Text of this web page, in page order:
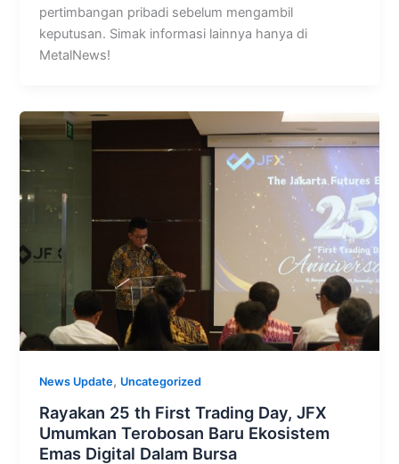
pertimbangan pribadi sebelum mengambil
keputusan. Simak informasi lainnya hanya di
MetalNews!
News Update, Uncategorized
Rayakan 25 th First Trading Day, JFX
Umumkan Terobosan Baru Ekosistem
Emas Digital Dalam Bursa